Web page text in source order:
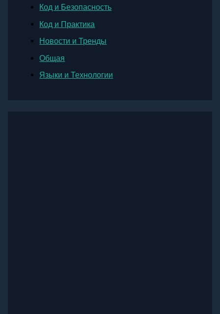
Код и Безопасность
Код и Практика
Новости и Тренды
Общая
Языки и Технологии